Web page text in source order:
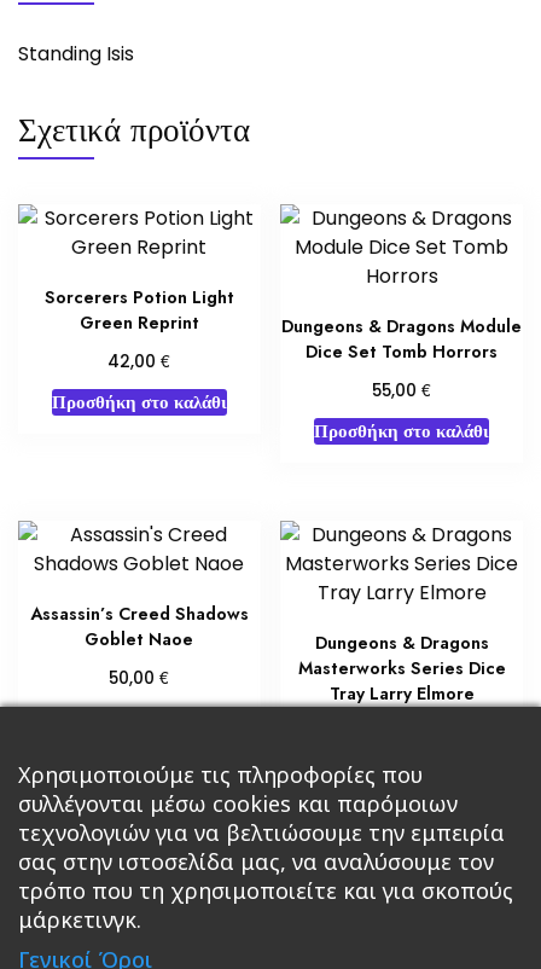
Standing Isis
Σχετικά προϊόντα
Sorcerers Potion Light
Green Reprint
42,00€
Προσθήκη στο καλάθι
Dungeons & Dragons Module
Dice Set Tomb Horrors
55,00€
Προσθήκη στο καλάθι
Assassin’s Creed Shadows
Goblet Naoe
50,00€
Dungeons & Dragons
Masterworks Series Dice
Tray Larry Elmore
Προσθήκη στο καλάθι
Κεντρική Βιβλία
Χρησιμοποιούμε τις πληροφορίες που
συλλέγονται μέσω cookies και παρόμοιων
τεχνολογιών για να βελτιώσουμε την εμπειρία
σας στην ιστοσελίδα μας, να αναλύσουμε τον
τρόπο που τη χρησιμοποιείτε και για σκοπούς
μάρκετινγκ.
Γενικοί Όροι